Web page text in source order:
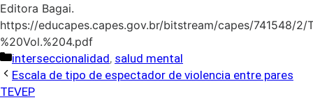
Editora Bagai.
https://educapes.capes.gov.br/bitstream/capes/741548/2/
%20Vol.%204.pdf
Categorías
interseccionalidad, salud mental
Escala de tipo de espectador de violencia entre pares
TEVEP